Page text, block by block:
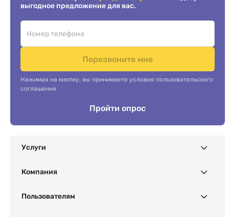
выгодное предложение для вас.
Перезвоните мне
Нажимая на кнопку, вы принимаете условия пользовательского
соглашения
Пройти опрос
Услуги
Компания
Пользователям